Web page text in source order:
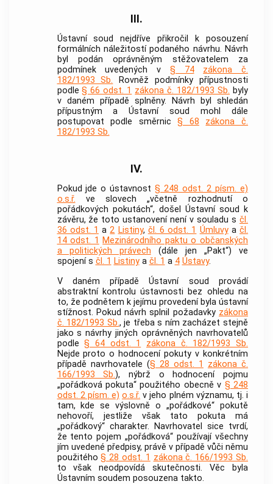
III.
Ústavní soud
nejdříve přikročil k posouzení
formálních náležitostí podaného návrhu. Návrh
byl podán oprávněným stěžovatelem za
podmínek uvedených v § 74
zákona č.
182/1993 Sb. Rovněž podmínky přípustnosti
podle§ 66 odst. 1 zákona č. 182/1993 Sb. byly
v daném případě splněny. Návrh byl shledán
přípustným a Ústavní soud mohl dále
postupovat podle směrnic§ 68
zákona č.
182/1993 Sb.
IV.
Pokud jde o ústavnost§ 248 odst. 2 písm. e)
o.s.ř. ve slovech „včetně rozhodnutí o
pořádkových pokutách“, došel Ústavní soud
k
závěru, že toto ustanovení není v souladu s čl.
36 odst. 1 a2 Listiny, čl. 6 odst. 1 Úmluvyačl.
14 odst. 1 Mezinárodního paktu o občanských
a politických právech (dále jen „Pakt“) ve
spojení s čl. 1 Listinya čl. 1 a 4 Ústavy.
V daném případěÚstavní soud
provádí
abstraktní kontrolu ústavnosti bez ohledu na
to, že podnětem k jejímu provedení byla ústavní
stížnost. Pokud návrh splnil požadavky zákona
č. 182/1993 Sb., je třeba s ním zacházet stejně
jako s návrhy jiných oprávněných navrhovatelů
podle§ 64 odst. 1
zákona č. 182/1993 Sb.
Nejde proto o hodnocení pokuty v konkrétním
případě navrhovatele (§ 28 odst. 1
zákona č.
166/1993 Sb.), nýbrž o hodnocení pojmu
„pořádková pokuta“ použitého obecně v § 248
odst. 2 písm. e) o.s.ř. v jeho plném významu, tj. i
tam, kde se výslovně o „pořádkové“ pokutě
nehovoří, jestliže však tato pokuta má
„pořádkový“ charakter. Navrhovatel sice tvrdí,
že tento pojem „pořádková“ používají všechny
jím uvedené předpisy, právě v případě vůči němu
použitého§ 28 odst. 1 zákona č. 166/1993 Sb.
to však neodpovídá skutečnosti. Věc byla
Ústavním soudem posouzena takto.